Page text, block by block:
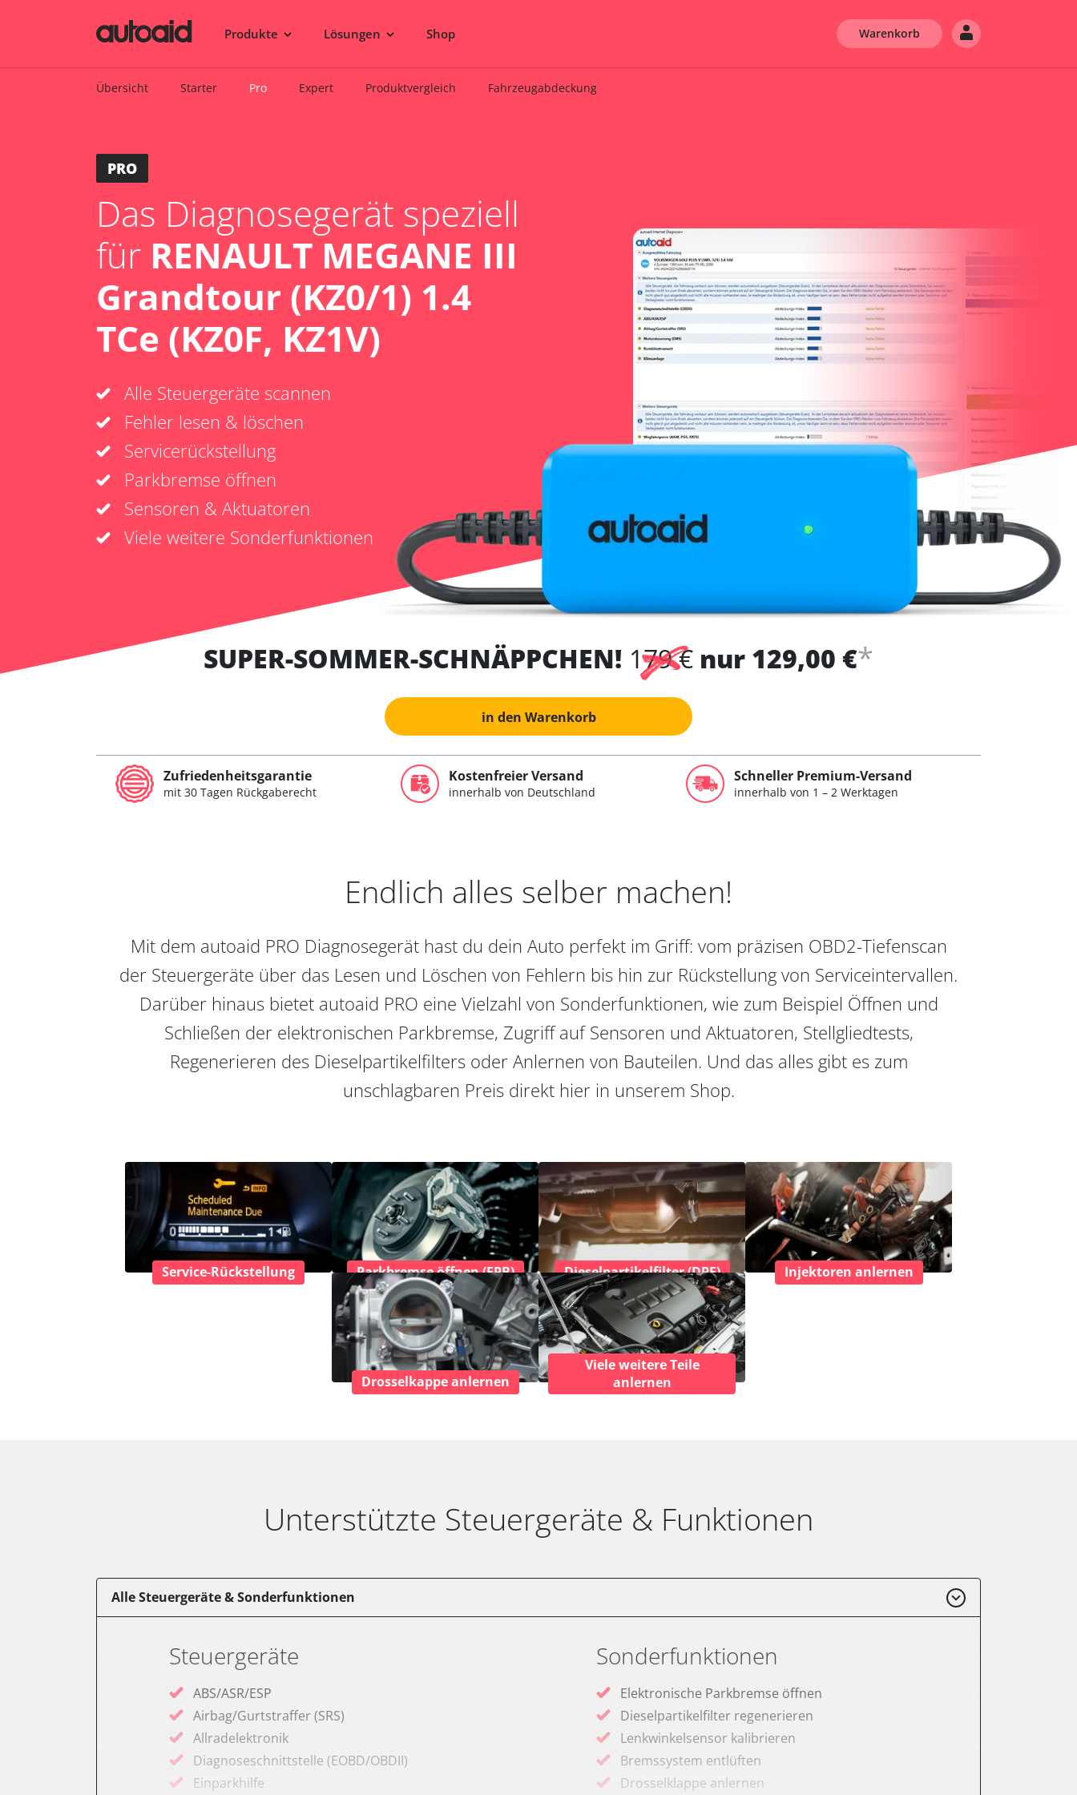
Produkte Lösungen Shop Warenkorb
Übersicht Starter Pro Expert Produktvergleich Fahrzeugabdeckung
PRO
Das Diagnosegerät speziell
für RENAULT MEGANE III
Grandtour (KZ0/1) 1.4
TCe (KZ0F, KZ1V)
Alle Steuergeräte scannen
Fehler lesen & löschen
Servicerückstellung
Parkbremse öffnen
Sensoren & Aktuatoren
Viele weitere Sonderfunktionen
SUPER-SOMMER-SCHNÄPPCHEN! 179 € nur 129,00 €*
in den Warenkorb
Zufriedenheitsgarantie
mit 30 Tagen Rückgaberecht
Kostenfreier Versand
innerhalb von Deutschland
Schneller Premium-Versand
innerhalb von 1 – 2 Werktagen
Endlich alles selber machen!
Mit dem autoaid PRO Diagnosegerät hast du dein Auto perfekt im Griff: vom präzisen OBD2-Tiefenscan
der Steuergeräte über das Lesen und Löschen von Fehlern bis hin zur Rückstellung von Serviceintervallen.
Darüber hinaus bietet autoaid PRO eine Vielzahl von Sonderfunktionen, wie zum Beispiel Öffnen und
Schließen der elektronischen Parkbremse, Zugriff auf Sensoren und Aktuatoren, Stellgliedtests,
Regenerieren des Dieselpartikelfilters oder Anlernen von Bauteilen. Und das alles gibt es zum
unschlagbaren Preis direkt hier in unserem Shop.
Service-Rückstellung Parkbremse öffnen (EPB) Dieselpartikelfilter (DPF) Injektoren anlernen
Drosselkappe anlernen
Viele weitere Teile
anlernen
Unterstützte Steuergeräte & Funktionen
Alle Steuergeräte & Sonderfunktionen
Steuergeräte
ABS/ASR/ESP
Airbag/Gurtstraffer (SRS)
Allradelektronik
Diagnoseschnittstelle (EOBD/OBDII)
Einparkhilfe
Sonderfunktionen
Elektronische Parkbremse öffnen
Dieselpartikelfilter regenerieren
Lenkwinkelsensor kalibrieren
Bremssystem entlüften
Drosselklappe anlernen